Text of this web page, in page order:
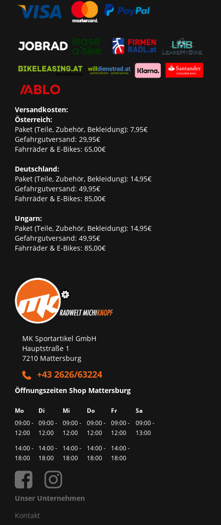
Versandkosten:
Österreich:
Paket (Teile, Zubehör, Bekleidung): 7,95€
Gefahrgutversand: 29,95€
Fahrräder & E-Bikes: 65,00€
Deutschland:
Paket (Teile, Zubehör, Bekleidung): 14,95€
Gefahrgutversand: 49,95€
Fahrräder & E-Bikes: 85,00€
Ungarn:
Paket (Teile, Zubehör, Bekleidung): 14,95€
Gefahrgutversand: 49,95€
Fahrräder & E-Bikes: 85,00€
MK Sportartikel GmbH
Hauptstraße 1
7210 Mattersburg
+43 2626/63224
Öffnungszeiten Shop Mattersburg
Mo Di Mi Do Fr
Sa
09:00 -
12:00
09:00 -
12:00
09:00 -
12:00
09:00 -
12:00
09:00 -
12:00
09:00 -
13:00
14:00 -
18:00
14:00 -
18:00
14:00 -
18:00
14:00 -
18:00
14:00 -
18:00
Unser Unternehmen
Kontakt